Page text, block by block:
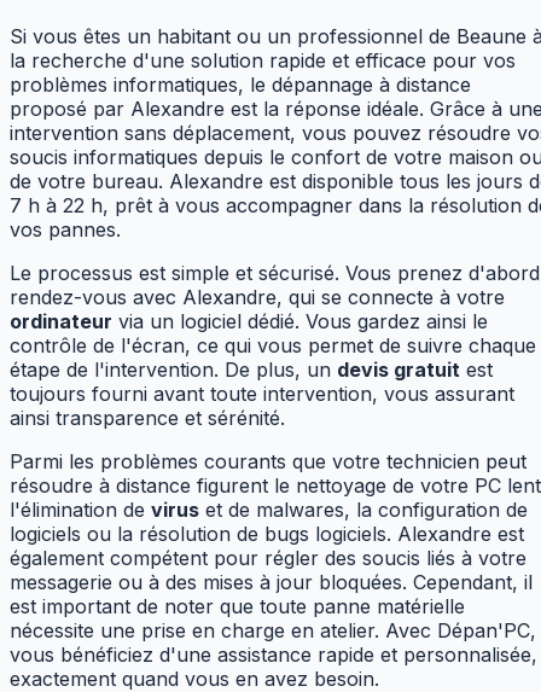
Si vous êtes un habitant ou un professionnel de Beaune
la recherche d'une solution rapide et efficace pour vos
problèmes informatiques, le dépannage à distance
proposé par Alexandre est la réponse idéale. Grâce à
intervention sans déplacement, vous pouvez résoudre
soucis informatiques depuis le confort de votre maison
de votre bureau. Alexandre est disponible tous les jours
7 h à 22 h, prêt à vous accompagner dans la résolution
vos pannes.
Le processus est simple et sécurisé. Vous prenez d'abord
rendez-vous avec Alexandre, qui se connecte à votre
ordinateur via un logiciel dédié. Vous gardez ainsi le
contrôle de l'écran, ce qui vous permet de suivre chaque
étape de l'intervention. De plus, un devis gratuit est
toujours fourni avant toute intervention, vous assurant
ainsi transparence et sérénité.
Parmi les problèmes courants que votre technicien peut
résoudre à distance figurent le nettoyage de votre PC
l'élimination de virus et de malwares, la configuration de
logiciels ou la résolution de bugs logiciels. Alexandre est
également compétent pour régler des soucis liés à votre
messagerie ou à des mises à jour bloquées. Cependant, il
est important de noter que toute panne matérielle
nécessite une prise en charge en atelier. Avec Dépan'PC,
vous bénéficiez d'une assistance rapide et personnalisée,
exactement quand vous en avez besoin.